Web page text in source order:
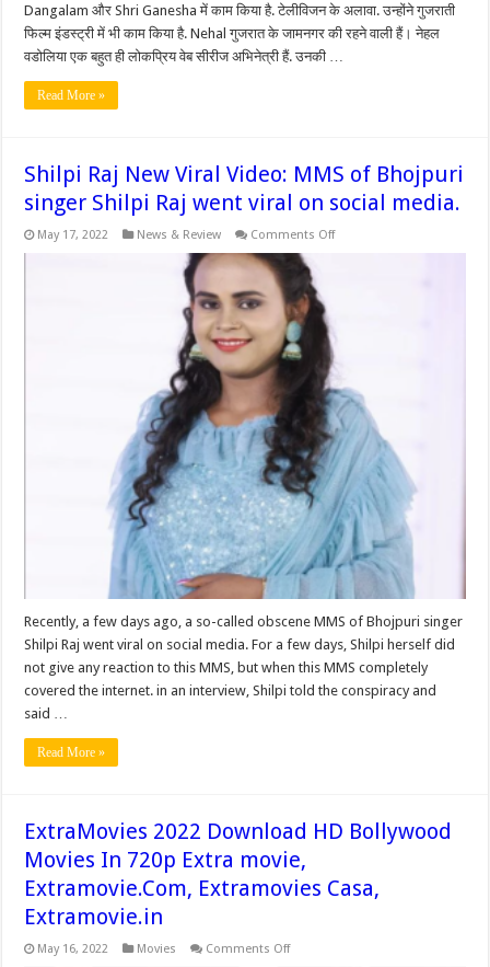
Dangalam और Shri Ganesha में काम किया है. टेलीविजन के अलावा. उन्होंने गुजराती
फिल्म इंडस्ट्री में भी काम किया है. Nehal गुजरात के जामनगर की रहने वाली हैं। नेहल
वडोलिया एक बहुत ही लोकप्रिय वेब सीरीज अभिनेत्री हैं. उनकी …
Read More »
Shilpi Raj New Viral Video: MMS of Bhojpuri
singer Shilpi Raj went viral on social media.
May 17, 2022 News & Review Comments Offon
singer
Raj
went
viral
on
social
media.
Recently, a few days ago, a so-called obscene MMS of Bhojpuri singer
Shilpi Raj went viral on social media. For a few days, Shilpi herself did
not give any reaction to this MMS, but when this MMS completely
covered the internet. in an interview, Shilpi told the conspiracy and
said …
Read More »
ExtraMovies 2022 Download HD Bollywood
Movies In 720p Extra movie,
Extramovie.Com, Extramovies Casa,
Extramovie.in
May 16, 2022 Movies Comments Offon